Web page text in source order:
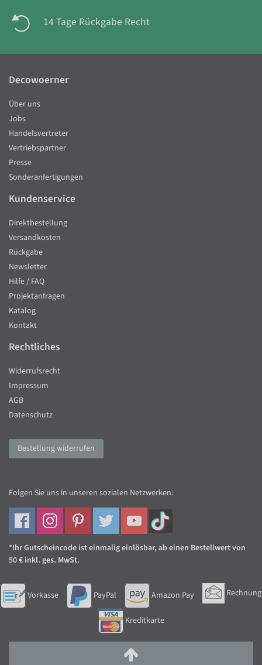
14 Tage Rückgabe Recht
Decowoerner
Über uns
Jobs
Handelsvertreter
Vertriebspartner
Presse
Sonderanfertigungen
Kundenservice
Direktbestellung
Versandkosten
Rückgabe
Newsletter
Hilfe / FAQ
Projektanfragen
Katalog
Kontakt
Rechtliches
Widerrufsrecht
Impressum
AGB
Datenschutz
Bestellung widerrufen
Folgen Sie uns in unseren sozialen Netzwerken:
*Ihr Gutscheincode ist einmalig einlösbar, ab einen Bestellwert von
50 € inkl. ges. MwSt.
Vorkasse PayPal Amazon Pay Rechnung
Kreditkarte